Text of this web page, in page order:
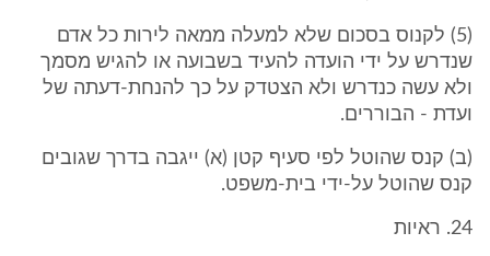
(5) לקנוס בסכום שלא למעלה ממאה לירות כל אדם
שנדרש על ידי הועדה להעיד בשבועה או להגיש מסמך
ולא עשה כנדרש ולא הצטדק על כך להנחת-דעתה של
ועדת - הבוררים.
(ב) קנס שהוטל לפי סעיף קטן (א) ייגבה בדרך שגובים
קנס שהוטל על-ידי בית-משפט.
24. ראיות